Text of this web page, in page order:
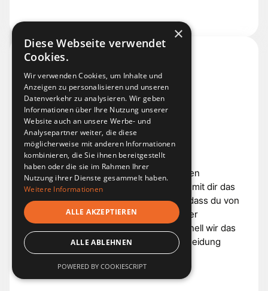
Strategiegespräch
Unser Strategieberater analysiert deinen
aktuellen Online-Auftritt und erarbeitet mit dir das
Konzept für deine Fotokampagne. So, dass du von
deiner Zielgruppe als der ideale Anbieter
wahrgenommen wirst. Ob und wie schnell wir das
gemeinsam umsetzen, ist deine Entscheidung
×
Diese Webseite verwendet
Cookies.
Wir verwenden Cookies, um Inhalte und
Anzeigen zu personalisieren und unseren
Datenverkehr zu analysieren. Wir geben
Informationen über Ihre Nutzung unserer
Website auch an unsere Werbe- und
Analysepartner weiter, die diese
möglicherweise mit anderen Informationen
kombinieren, die Sie ihnen bereitgestellt
haben oder die sie im Rahmen Ihrer
Nutzung ihrer Dienste gesammelt haben.
Weitere Informationen
ALLE AKZEPTIEREN
ALLE ABLEHNEN
POWERED BY COOKIESCRIPT